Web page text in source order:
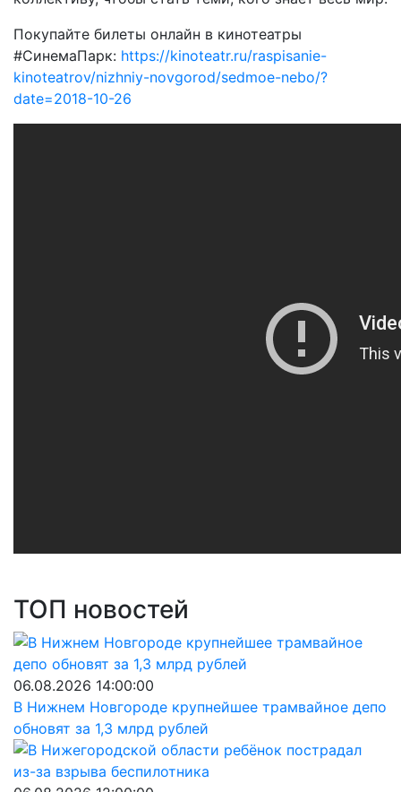
Покупайте билеты онлайн в кинотеатры
#СинемаПарк: https://kinoteatr.ru/raspisanie-
kinoteatrov/nizhniy-novgorod/sedmoe-nebo/?
date=2018-10-26
ТОП новостей
06.08.2026 14:00:00
В Нижнем Новгороде крупнейшее трамвайное депо
обновят за 1,3 млрд рублей